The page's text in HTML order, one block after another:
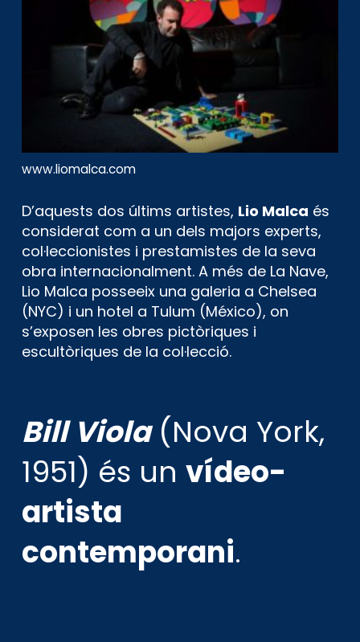
www.liomalca.com
D’aquests dos últims artistes, Lio Malca és
considerat com a un dels majors experts,
col·leccionistes i prestamistes de la seva
obra internacionalment. A més de La Nave,
Lio Malca posseeix una galeria a Chelsea
(NYC) i un hotel a Tulum (México), on
s’exposen les obres pictòriques i
escultòriques de la col·lecció.
Bill Viola(Nova York,
1951) és un vídeo-
artista
contemporani.